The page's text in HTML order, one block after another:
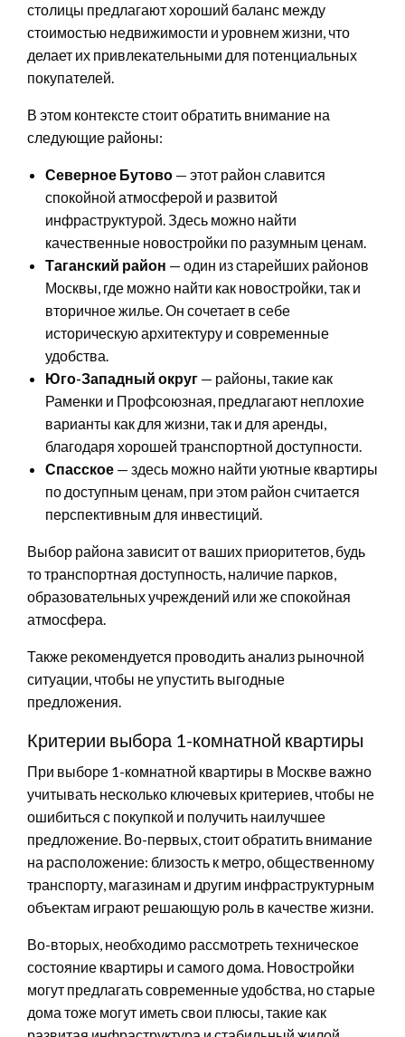
столицы предлагают хороший баланс между
стоимостью недвижимости и уровнем жизни, что
делает их привлекательными для потенциальных
покупателей.
В этом контексте стоит обратить внимание на
следующие районы:
Северное Бутово — этот район славится
спокойной атмосферой и развитой
инфраструктурой. Здесь можно найти
качественные новостройки по разумным ценам.
Таганский район — один из старейших районов
Москвы, где можно найти как новостройки, так и
вторичное жилье. Он сочетает в себе
историческую архитектуру и современные
удобства.
Юго-Западный округ — районы, такие как
Раменки и Профсоюзная, предлагают неплохие
варианты как для жизни, так и для аренды,
благодаря хорошей транспортной доступности.
Спасское — здесь можно найти уютные квартиры
по доступным ценам, при этом район считается
перспективным для инвестиций.
Выбор района зависит от ваших приоритетов, будь
то транспортная доступность, наличие парков,
образовательных учреждений или же спокойная
атмосфера.
Также рекомендуется проводить анализ рыночной
ситуации, чтобы не упустить выгодные
предложения.
Критерии выбора 1-комнатной квартиры
При выборе 1-комнатной квартиры в Москве важно
учитывать несколько ключевых критериев, чтобы не
ошибиться с покупкой и получить наилучшее
предложение. Во-первых, стоит обратить внимание
на расположение: близость к метро, общественному
транспорту, магазинам и другим инфраструктурным
объектам играют решающую роль в качестве жизни.
Во-вторых, необходимо рассмотреть техническое
состояние квартиры и самого дома. Новостройки
могут предлагать современные удобства, но старые
дома тоже могут иметь свои плюсы, такие как